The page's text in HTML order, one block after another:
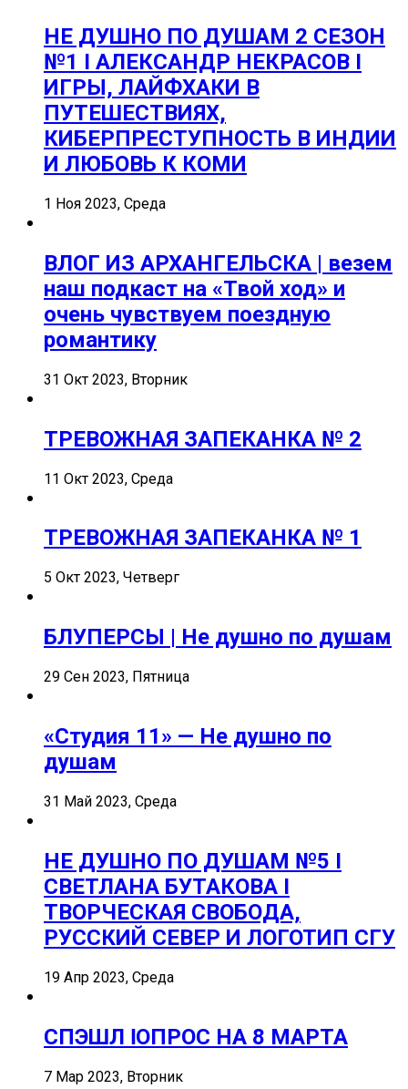
НЕ ДУШНО ПО ДУШАМ 2 СЕЗОН
№1 I АЛЕКСАНДР НЕКРАСОВ I
ИГРЫ, ЛАЙФХАКИ В
ПУТЕШЕСТВИЯХ,
КИБЕРПРЕСТУПНОСТЬ В ИНДИИ
И ЛЮБОВЬ К КОМИ
1 Ноя 2023, Среда
ВЛОГ ИЗ АРХАНГЕЛЬСКА | везем
наш подкаст на «Твой ход» и
очень чувствуем поездную
романтику
31 Окт 2023, Вторник
ТРЕВОЖНАЯ ЗАПЕКАНКА № 2
11 Окт 2023, Среда
ТРЕВОЖНАЯ ЗАПЕКАНКА № 1
5 Окт 2023, Четверг
БЛУПЕРСЫ | Не душно по душам
29 Сен 2023, Пятница
«Студия 11» — Не душно по
душам
31 Май 2023, Среда
НЕ ДУШНО ПО ДУШАМ №5 I
СВЕТЛАНА БУТАКОВА I
ТВОРЧЕСКАЯ СВОБОДА,
РУССКИЙ СЕВЕР И ЛОГОТИП СГУ
19 Апр 2023, Среда
СПЭШЛ ӏ ОПРОС НА 8 МАРТА
7 Мар 2023, Вторник